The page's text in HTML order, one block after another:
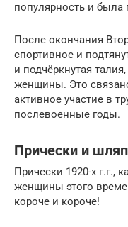
популярность и была
После окончания
спортивное и
и подчёркнутая
женщины. Это
активное участие в
послевоенные годы.
Прически и
Прически 1920-х г.г.,
женщины этого
короче и короче!